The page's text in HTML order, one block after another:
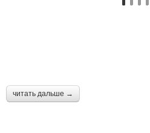
читать дальше →